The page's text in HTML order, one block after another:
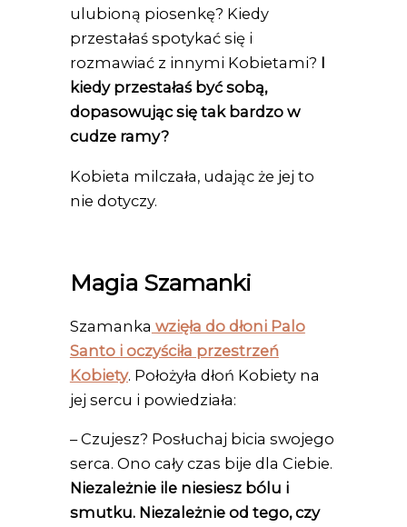
ulubioną piosenkę? Kiedy
przestałaś spotykać się i
rozmawiać z innymi Kobietami? I
kiedy przestałaś być sobą,
dopasowując się tak bardzo w
cudze ramy?
Kobieta milczała, udając że jej to
nie dotyczy.
Magia Szamanki
Szamanka wzięła do dłoni Palo
Santo i oczyściła przestrzeń
Kobiety. Położyła dłoń Kobiety na
jej sercu i powiedziała:
– Czujesz? Posłuchaj bicia swojego
serca. Ono cały czas bije dla Ciebie.
Niezależnie ile niesiesz bólu i
smutku. Niezależnie od tego, czy